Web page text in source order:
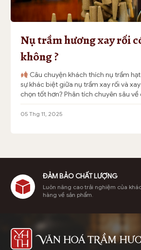
Nụ trầm hương xay rối
không ?
Câu chuyện khách thích nụ trầm
sự khác biệt giữa nụ trầm xay rối và
chọn tốt hơn? Phân tích chuyên sâu
hương, tỉa dác, và bí quyết giúp nụ
cháy hết, […]
05 Thg 11, 2025
ĐẢM BẢO CHẤT LƯỢNG
Luôn nâng cao trải nghiệm của
hàng về sản phẩm.